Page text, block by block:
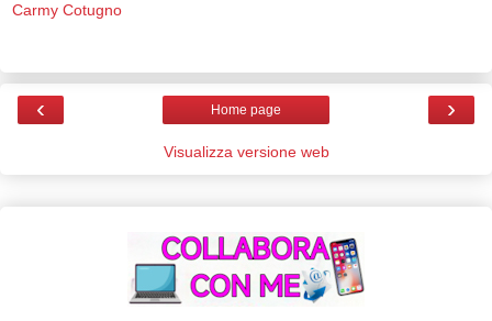
Carmy Cotugno
‹ ›
Home page
Visualizza versione web